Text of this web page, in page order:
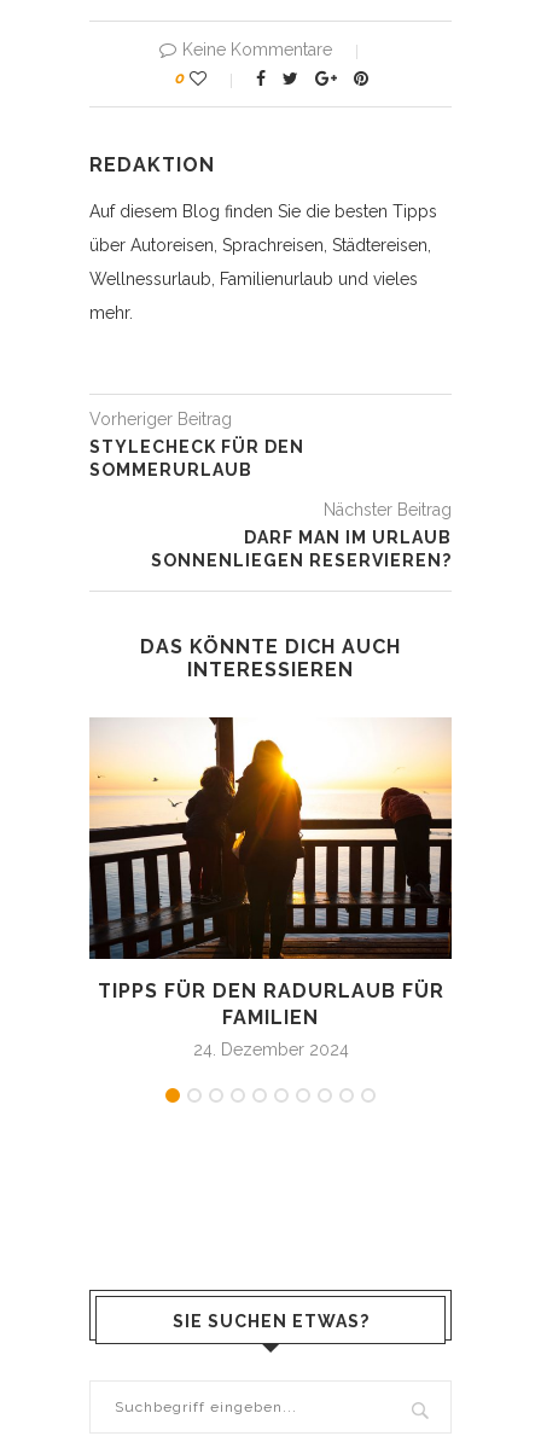
Keine Kommentare
0
REDAKTION
Auf diesem Blog finden Sie die besten Tipps
über Autoreisen, Sprachreisen, Städtereisen,
Wellnessurlaub, Familienurlaub und vieles
mehr.
Vorheriger Beitrag
STYLECHECK FÜR DEN
SOMMERURLAUB
Nächster Beitrag
DARF MAN IM URLAUB
SONNENLIEGEN RESERVIEREN?
DAS KÖNNTE DICH AUCH
INTERESSIEREN
TIPPS FÜR DEN RADURLAUB FÜR
FAMILIEN
24. Dezember 2024
SIE SUCHEN ETWAS?